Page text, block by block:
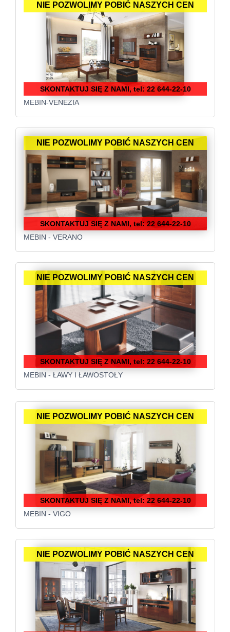
NIE POZWOLIMY POBIĆ NASZYCH CEN
SKONTAKTUJ SIĘ Z NAMI, tel: 22 644-22-10
MEBIN-VENEZIA
NIE POZWOLIMY POBIĆ NASZYCH CEN
SKONTAKTUJ SIĘ Z NAMI, tel: 22 644-22-10
MEBIN - VERANO
NIE POZWOLIMY POBIĆ NASZYCH CEN
SKONTAKTUJ SIĘ Z NAMI, tel: 22 644-22-10
MEBIN - ŁAWY I ŁAWOSTOŁY
NIE POZWOLIMY POBIĆ NASZYCH CEN
SKONTAKTUJ SIĘ Z NAMI, tel: 22 644-22-10
MEBIN - VIGO
NIE POZWOLIMY POBIĆ NASZYCH CEN